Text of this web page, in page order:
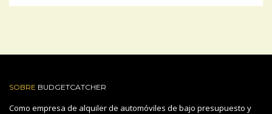
SOBRE BUDGETCATCHER
Como empresa de alquiler de automóviles de bajo presupuesto y